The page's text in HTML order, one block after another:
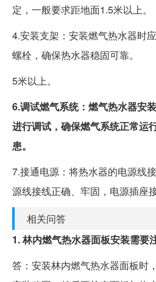
定，一般要求距地面1.5米以上。
4.安装支架：安装燃气热水器时
螺栓，确保热水器稳固可靠。
5米以上。
6.调试燃气系统：燃气热水器安
进行调试，确保燃气系统正常运
患。
7.接通电源：将热水器的电源线
源线接线正确、牢固，电源插座
相关问答
1. 林内燃气热水器面板安装需要
答：安装林内燃气热水器面板时